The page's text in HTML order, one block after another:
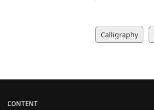
Calligraphy
CONTENT